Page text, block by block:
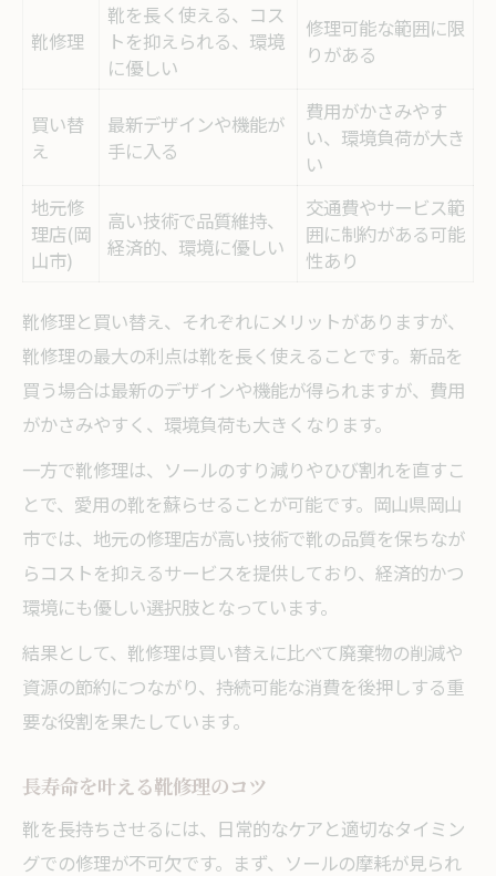
靴修理
靴を長く使える、コス
トを抑えられる、環境
に優しい
修理可能な範囲に限
りがある
買い替
え
最新デザインや機能が
手に入る
費用がかさみやす
い、環境負荷が大き
い
地元修
理店(岡
山市)
高い技術で品質維持、
経済的、環境に優しい
交通費やサービス範
囲に制約がある可能
性あり
靴修理と買い替え、それぞれにメリットがありますが、
靴修理の最大の利点は靴を長く使えることです。新品を
買う場合は最新のデザインや機能が得られますが、費用
がかさみやすく、環境負荷も大きくなります。
一方で靴修理は、ソールのすり減りやひび割れを直すこ
とで、愛用の靴を蘇らせることが可能です。岡山県岡山
市では、地元の修理店が高い技術で靴の品質を保ちなが
らコストを抑えるサービスを提供しており、経済的かつ
環境にも優しい選択肢となっています。
結果として、靴修理は買い替えに比べて廃棄物の削減や
資源の節約につながり、持続可能な消費を後押しする重
要な役割を果たしています。
長寿命を叶える靴修理のコツ
靴を長持ちさせるには、日常的なケアと適切なタイミン
グでの修理が不可欠です。まず、ソールの摩耗が見られ